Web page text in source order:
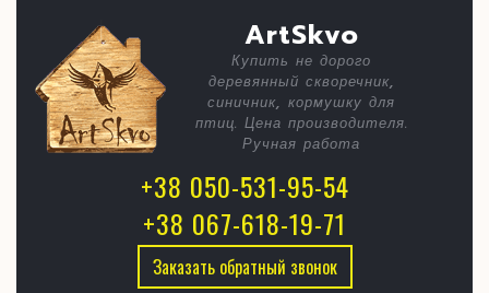
ArtSkvo
Снегири
Купить не дорого
деревянный скворечник,
синичник, кормушку для
птиц. Цена производителя.
Ручная работа
+38 050-531-95-54
+38 067-618-19-71
Заказать обратный звонок